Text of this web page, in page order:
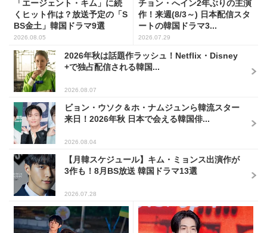
「エージェント・キム」に続
くヒット作は？放送予定の「S
BS金土」韓国ドラマ9選
2026.08.05
チョン・へイン2年ぶりの主演
作！来週(8/3～) 日本配信スタ
ートの韓国ドラマ3...
2026.07.29
2026年秋は話題作ラッシュ！Netflix・Disney
+で独占配信される韓国...
2026.08.07
ビョン・ウソク＆ホ・ナムジュンら韓流スター
来日！2026年秋 日本で会える韓国俳...
2026.08.04
【月韓スケジュール】キム・ミョンス出演作が
3作も！8月BS放送 韓国ドラマ13選
2026.07.28